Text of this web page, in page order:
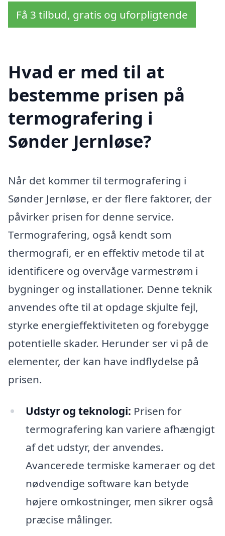
Få 3 tilbud, gratis og uforpligtende
Hvad er med til at
bestemme prisen på
termografering i
Sønder Jernløse?
Når det kommer til termografering i
Sønder Jernløse, er der flere faktorer, der
påvirker prisen for denne service.
Termografering, også kendt som
thermografi, er en effektiv metode til at
identificere og overvåge varmestrøm i
bygninger og installationer. Denne teknik
anvendes ofte til at opdage skjulte fejl,
styrke energieffektiviteten og forebygge
potentielle skader. Herunder ser vi på de
elementer, der kan have indflydelse på
prisen.
Udstyr og teknologi: Prisen for
termografering kan variere afhængigt
af det udstyr, der anvendes.
Avancerede termiske kameraer og det
nødvendige software kan betyde
højere omkostninger, men sikrer også
præcise målinger.